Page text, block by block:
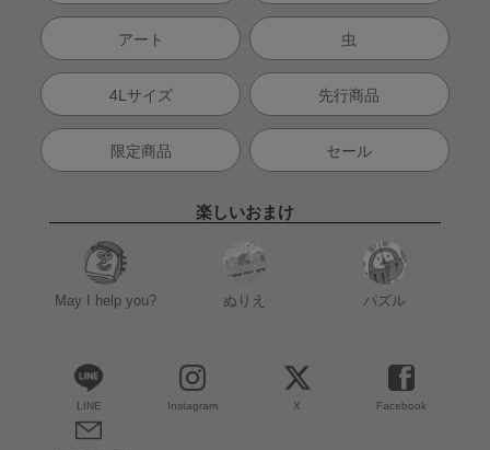
アート 虫
4Lサイズ 先行商品
限定商品 セール
楽しいおまけ
May I help you? ぬりえ パズル
LINE Instagram X Facebook